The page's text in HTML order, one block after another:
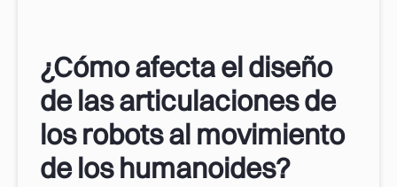
¿Cómo afecta el diseño
de las articulaciones de
los robots al movimiento
de los humanoides?